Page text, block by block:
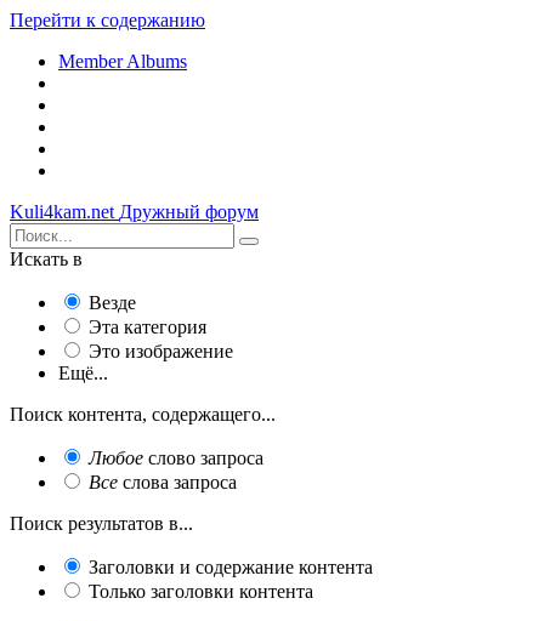
Перейти к содержанию
Member Albums
Kuli4kam.net Дружный форум
Искать в
Везде
Эта категория
Это изображение
Ещё...
Поиск контента, содержащего...
Любое слово запроса
Все слова запроса
Поиск результатов в...
Заголовки и содержание контента
Только заголовки контента